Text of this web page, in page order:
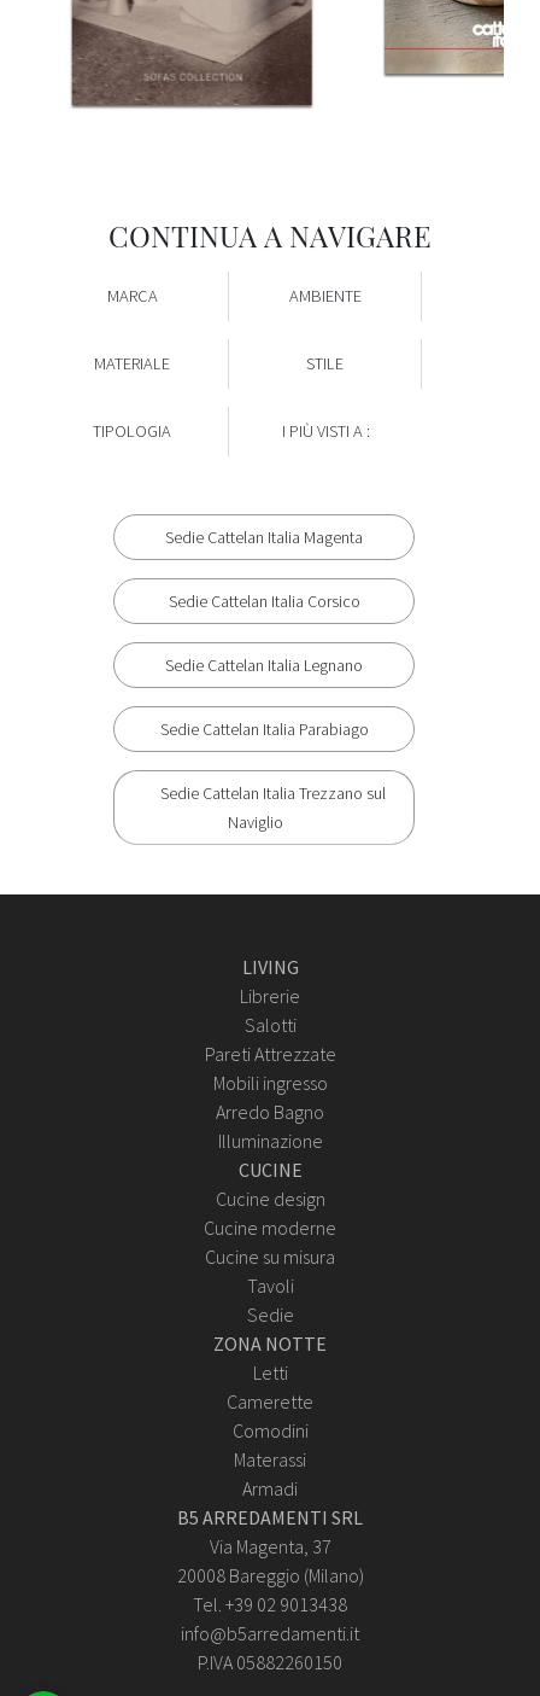
CONTINUA A NAVIGARE
MARCA AMBIENTE
MATERIALE STILE
TIPOLOGIA I PIÙ VISTI A :
Sedie Cattelan Italia Magenta
Sedie Cattelan Italia Corsico
Sedie Cattelan Italia Legnano
Sedie Cattelan Italia Parabiago
Sedie Cattelan Italia Trezzano sul
Naviglio
LIVING
Librerie
Salotti
Pareti Attrezzate
Mobili ingresso
Arredo Bagno
Illuminazione
CUCINE
Cucine design
Cucine moderne
Cucine su misura
Tavoli
Sedie
ZONA NOTTE
Letti
Camerette
Comodini
Materassi
Armadi
B5 ARREDAMENTI SRL
Via Magenta, 37
20008 Bareggio (Milano)
Tel. +39 02 9013438
info@b5arredamenti.it
P.IVA 05882260150